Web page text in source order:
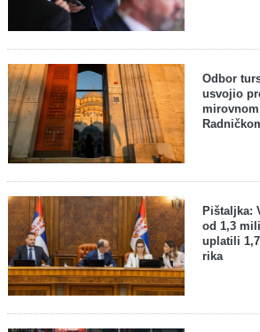
Odbor
usvojio
Pištaljka:
od 1,3
uplatili
rika